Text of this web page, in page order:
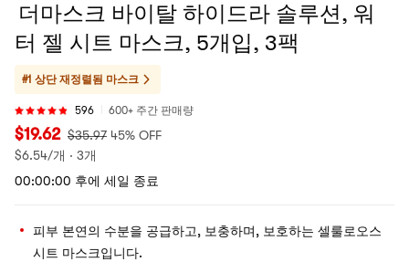
더마스크 바이탈 하이드라 솔루션, 워
터 젤 시트 마스크, 5개입, 3팩
#1 상단 재정렬됨 마스크
596 600+ 주간 판매량
$19.62 $35.97 45% OFF
$6.54/개 · 3개
00:00:00 후에 세일 종료
피부 본연의 수분을 공급하고, 보충하며, 보호하는 셀룰로오스
시트 마스크입니다.